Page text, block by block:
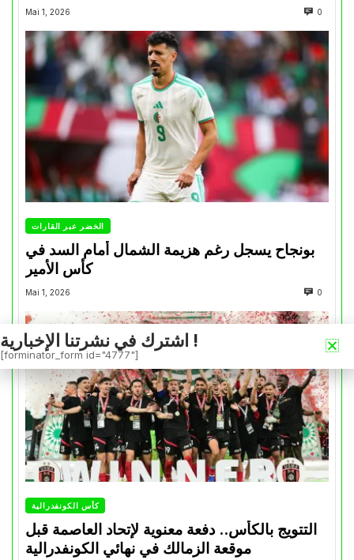
Mai 1, 2026 0
الخضر عبر القارات
بونجاح يسجل رغم هزيمة الشمال أمام السد في
كأس الأمير
Mai 1, 2026 0
كأس الكونفدرالية
التتويج بالكأس.. دفعة معنوية لإتحاد العاصمة قبل
موقعة الزمالك في نهائي الكونفدرالية
اشترك في نشرتنا الإخبارية !
[forminator_form id="4777"]